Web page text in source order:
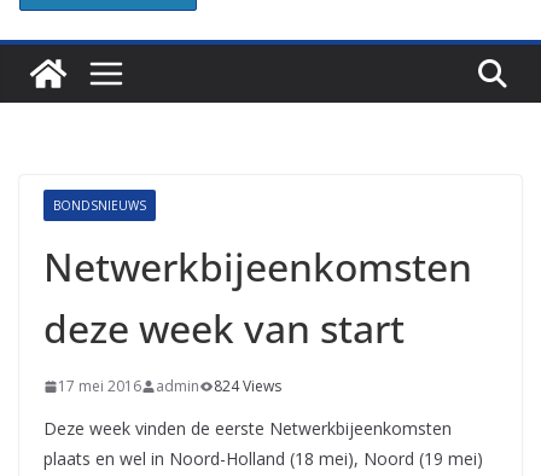
BONDSNIEUWS
Netwerkbijeenkomsten
deze week van start
17 mei 2016 admin 824 Views
Deze week vinden de eerste Netwerkbijeenkomsten
plaats en wel in Noord-Holland (18 mei), Noord (19 mei)